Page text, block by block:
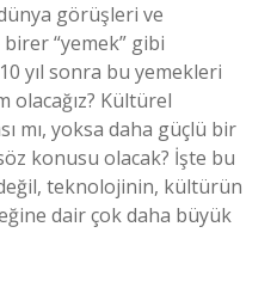
görüşleri ve
“yemek” gibi
yıl sonra bu yemekleri
olacağız? Kültürel
mı, yoksa daha güçlü bir
konusu olacak? İşte bu
teknolojinin, kültürün
dair çok daha büyük